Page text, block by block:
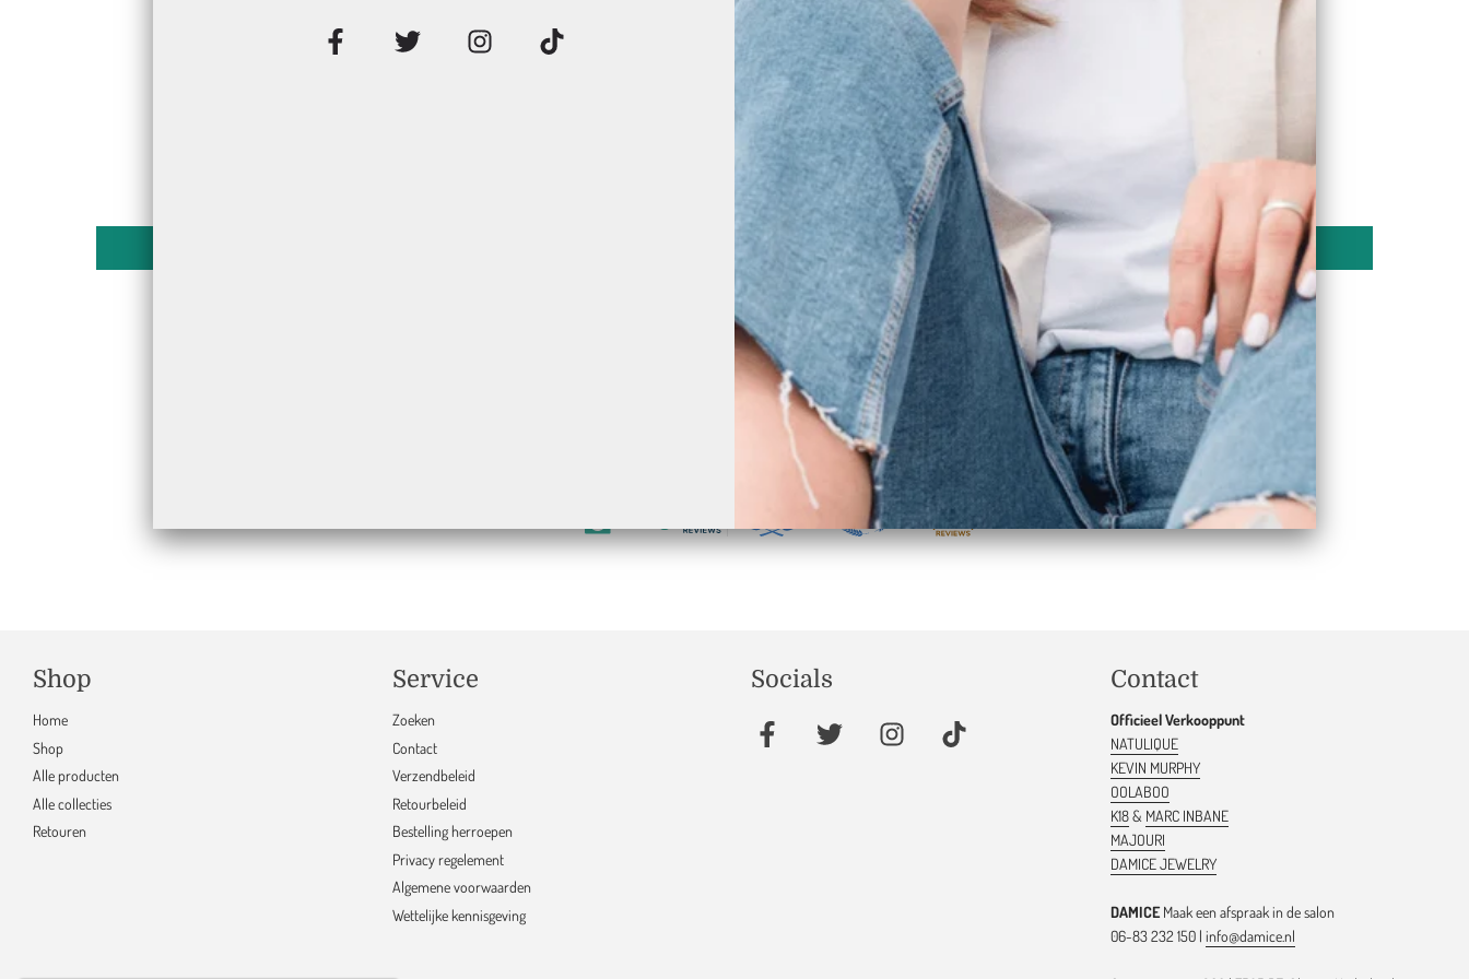
Klantbeoordelingen
Wees de eerste om een beoordeling te schrijven
Schrijf een beoordeling
17
Shop
Home
Shop
Alle producten
Alle collecties
Retouren
Service
Zoeken
Contact
Verzendbeleid
Retourbeleid
Bestelling herroepen
Privacy regelement
Algemene voorwaarden
Wettelijke kennisgeving
Socials Contact
Officieel Verkooppunt
NATULIQUE
KEVIN MURPHY
OOLABOO
K18& MARC INBANE
MAJOURI
DAMICE JEWELRY
DAMICEMaak een afspraak in de salon
06-83 232 150 | info@damice.nl